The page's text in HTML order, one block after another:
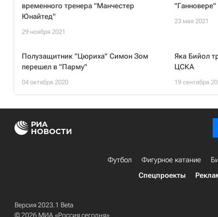
временного тренера "Манчестер
Юнайтед"
29 ноября 2021
"Ганновере"
23 мая 2021
Полузащитник "Цюриха" Симон Зом
перешел в "Парму"
04 октября 2020
Яка Бийол
ЦСКА
19 сентября
Футбол Фигурное катание
Спецпроекты
Версия 2023.1 Beta
© 2026 МИА «Россия сегодня»